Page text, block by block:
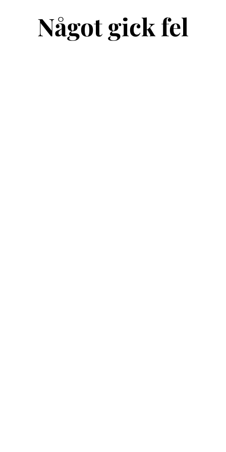
Något gick fel